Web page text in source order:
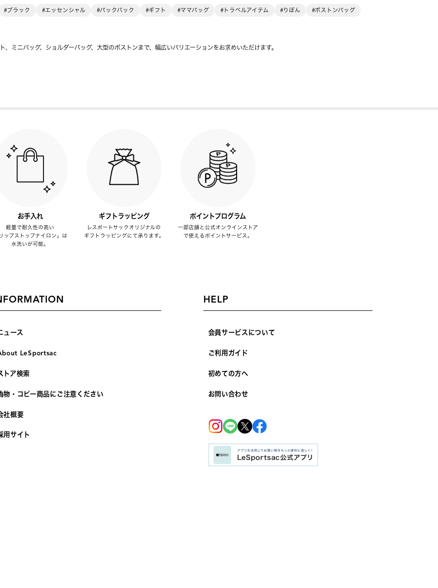
#ブラック #エッセンシャル #バックパック #ギフト #ママバッグ #トラベルアイテム #りぼん #ボストンバッグ
ミニバッグ、ショルダーバッグ、大型のボストンまで、幅広いバリエーションをお求めいただけます。
お手入れ
軽量で耐久性の高い
ップストップナイロン」は
水洗いが可能。
ギフトラッピング
レスポートサックオリジナルの
ギフトラッピングにて承ります。
ポイントプログラム
一部店舗と公式オンラインストア
で使えるポイントサービス。
ュース
LeSportsac
トア検索
物・コピー商品にご注意ください
社概要
用サイト
HELP
会員サービスについて
ご利用ガイド
初めての方へ
お問い合わせ